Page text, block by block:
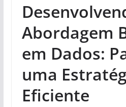
Abordagem
em Dados:
uma
Eficiente